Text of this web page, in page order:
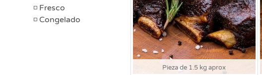
Fresco
Congelado
Pieza de 1.5 kg aprox